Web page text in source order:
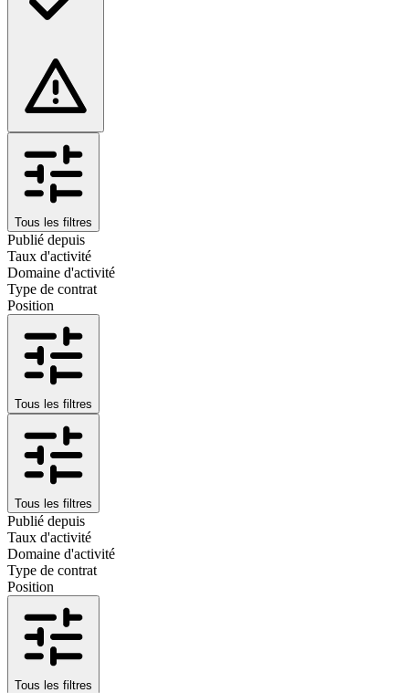
Tous les filtres
Publié depuis
Taux d'activité
Domaine d'activité
Type de contrat
Position
Tous les filtres
Tous les filtres
Publié depuis
Taux d'activité
Domaine d'activité
Type de contrat
Position
Tous les filtres